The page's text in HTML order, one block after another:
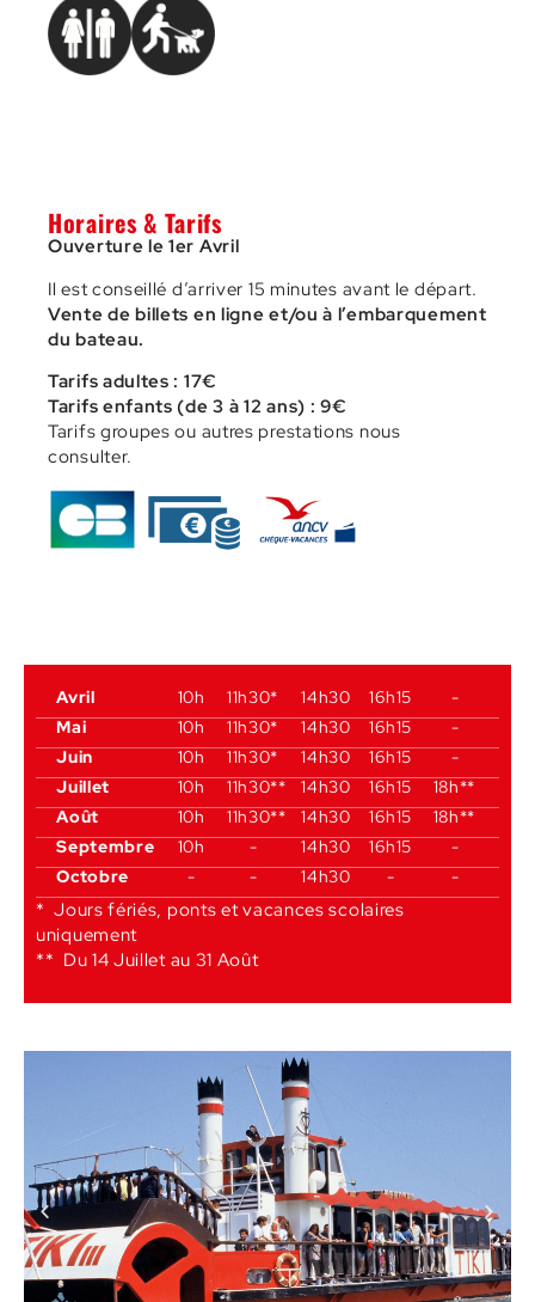
Horaires & Tarifs
Ouverture le 1er Avril
Il est conseillé d’arriver 15 minutes avant le départ.
Vente de billets en ligne et/ou à l’embarquement
du bateau.
Tarifs adultes : 17€
Tarifs enfants (de 3 à 12 ans) : 9€
Tarifs groupes ou autres prestations nous
consulter.
Avril 10h 11h30* 14h30 16h15
-
Mai
10h 11h30* 14h30 16h15
-
Juin
10h 11h30* 14h30 16h15
-
Juillet
10h 11h30** 14h30 16h15
18h**
Août
10h 11h30** 14h30 16h15
18h**
Septembre
10h - 14h30 16h15
-
Octobre
- - 14h30 - -
* Jours fériés, ponts et vacances scolaires
uniquement
** Du 14 Juillet au 31 Août